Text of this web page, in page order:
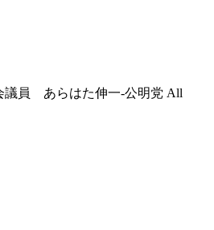
議員 あらはた伸一-公明党 All